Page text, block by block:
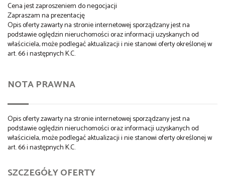
Cena jest zaproszeniem do negocjacji
Zapraszam na prezentację
Opis oferty zawarty na stronie internetowej sporządzany jest na
podstawie oględzin nieruchomości oraz informacji uzyskanych od
właściciela, może podlegać aktualizacji i nie stanowi oferty określonej w
art. 66 i następnych K.C.
NOTA PRAWNA
Opis oferty zawarty na stronie internetowej sporządzany jest na
podstawie oględzin nieruchomości oraz informacji uzyskanych od
właściciela, może podlegać aktualizacji i nie stanowi oferty określonej w
art. 66 i następnych K.C.
SZCZEGÓŁY OFERTY